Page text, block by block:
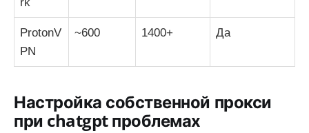
ProtonV
PN
~600 1400+ Да
Настройка собственной прокси
при chatgpt проблемах